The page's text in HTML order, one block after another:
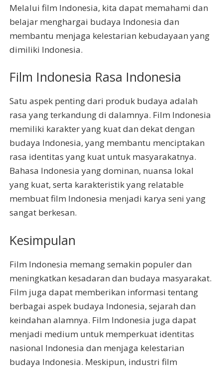
Melalui film Indonesia, kita dapat memahami dan
belajar menghargai budaya Indonesia dan
membantu menjaga kelestarian kebudayaan yang
dimiliki Indonesia.
Film Indonesia Rasa Indonesia
Satu aspek penting dari produk budaya adalah
rasa yang terkandung di dalamnya. Film Indonesia
memiliki karakter yang kuat dan dekat dengan
budaya Indonesia, yang membantu menciptakan
rasa identitas yang kuat untuk masyarakatnya.
Bahasa Indonesia yang dominan, nuansa lokal
yang kuat, serta karakteristik yang relatable
membuat film Indonesia menjadi karya seni yang
sangat berkesan.
Kesimpulan
Film Indonesia memang semakin populer dan
meningkatkan kesadaran dan budaya masyarakat.
Film juga dapat memberikan informasi tentang
berbagai aspek budaya Indonesia, sejarah dan
keindahan alamnya. Film Indonesia juga dapat
menjadi medium untuk memperkuat identitas
nasional Indonesia dan menjaga kelestarian
budaya Indonesia. Meskipun, industri film